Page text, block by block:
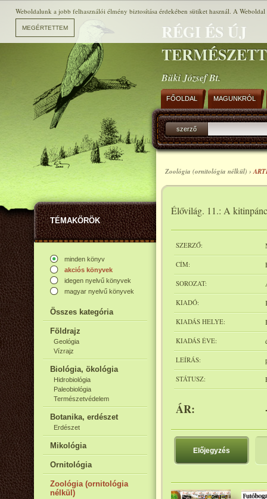
RÉGI ÉS ÚJ
Büki József Bt.
TÉMAKÖRÖK
minden könyv
akciós könyvek
idegen nyelvű könyvek
magyar nyelvű könyvek
Összes kategória
Földrajz
Geológia
Vízrajz
Biológia, ökológia
Hidrobiológia
Paleobiológia
Természetvédelem
Botanika, erdészet
Erdészet
Mikológia
Ornitológia
Zoológia (ornitológia
nélkül)
FŐOLDAL MAGUNKRÓL
szerző
Zoológia (ornitológia nélkül) ›
Élővilág. 11.: A
SZERZŐ:
CÍM:
SOROZAT:
KIADÓ:
KIADÁS HELYE:
KIADÁS ÉVE:
LEÍRÁS:
STÁTUSZ:
ÁR:
Előjegyzés
Weboldalunk a jobb felhasználói élmény biztosítása érdekében sütiket használ. A